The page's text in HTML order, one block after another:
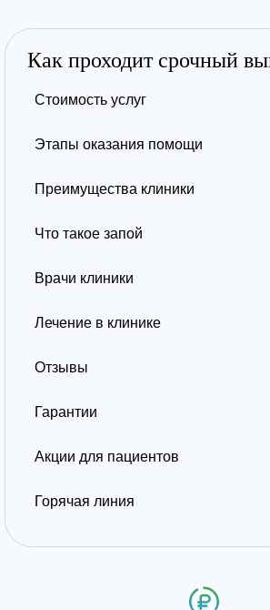
Как проходит срочный
Стоимость услуг
Этапы оказания помощи
Преимущества клиники
Что такое запой
Врачи клиники
Лечение в клинике
Отзывы
Гарантии
Акции для пациентов
Горячая линия